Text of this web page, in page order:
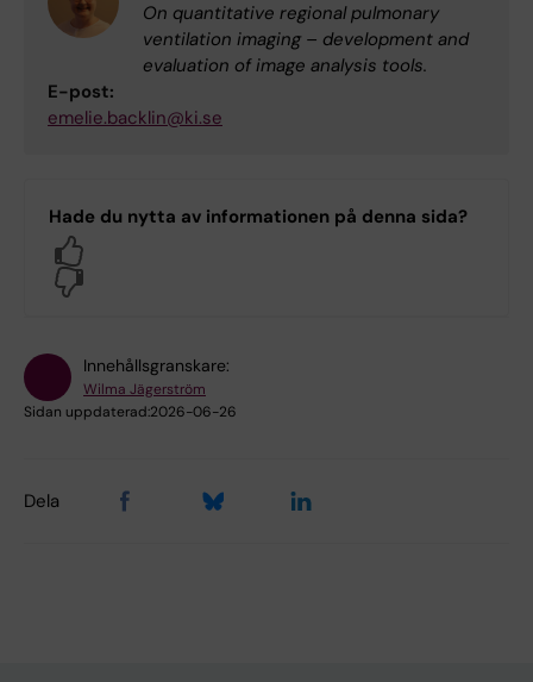
On quantitative regional pulmonary
ventilation imaging – development and
evaluation of image analysis tools.
E-post:
emelie.backlin@ki.se
Hade du nytta av informationen på denna sida?
Innehållsgranskare:
Wilma Jägerström
Sidan uppdaterad:2026-06-26
Dela